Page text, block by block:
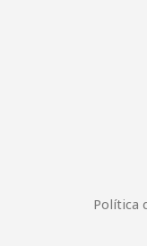
Política